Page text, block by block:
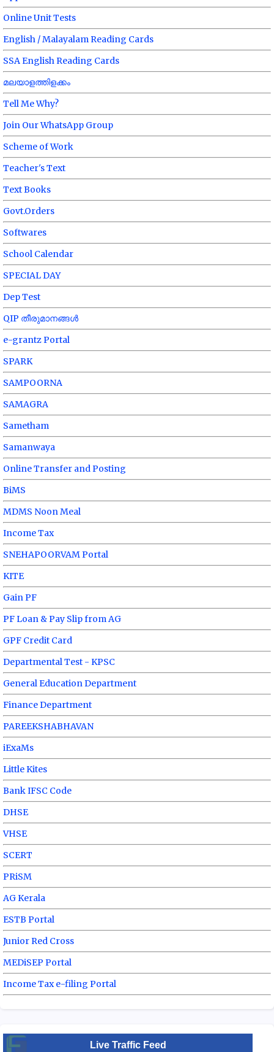
Online Unit Tests
English / Malayalam Reading Cards
SSA English Reading Cards
മലയാളത്തിളക്കം
Tell Me Why?
Join Our WhatsApp Group
Scheme of Work
Teacher's Text
Text Books
Govt.Orders
Softwares
School Calendar
SPECIAL DAY
Dep Test
QIP തീരുമാനങ്ങൾ
e-grantz Portal
SPARK
SAMPOORNA
SAMAGRA
Sametham
Samanwaya
Online Transfer and Posting
BiMS
MDMS Noon Meal
Income Tax
SNEHAPOORVAM Portal
KITE
Gain PF
PF Loan & Pay Slip from AG
GPF Credit Card
Departmental Test - KPSC
General Education Department
Finance Department
PAREEKSHABHAVAN
iExaMs
Little Kites
Bank IFSC Code
DHSE
VHSE
SCERT
PRiSM
AG Kerala
ESTB Portal
Junior Red Cross
MEDiSEP Portal
Income Tax e-filing Portal
Live Traffic Feed